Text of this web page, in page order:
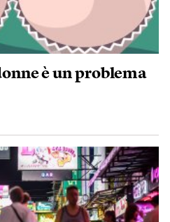
è un problema